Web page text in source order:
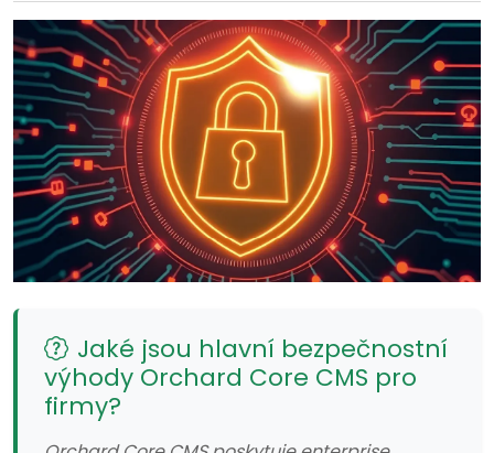
Jaké jsou hlavní bezpečnostní
výhody Orchard Core CMS pro
firmy?